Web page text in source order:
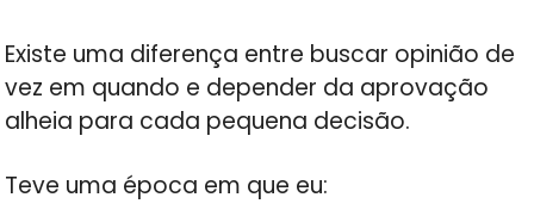
Existe uma diferença entre buscar opinião de
vez em quando e depender da aprovação
alheia para cada pequena decisão.
Teve uma época em que eu: